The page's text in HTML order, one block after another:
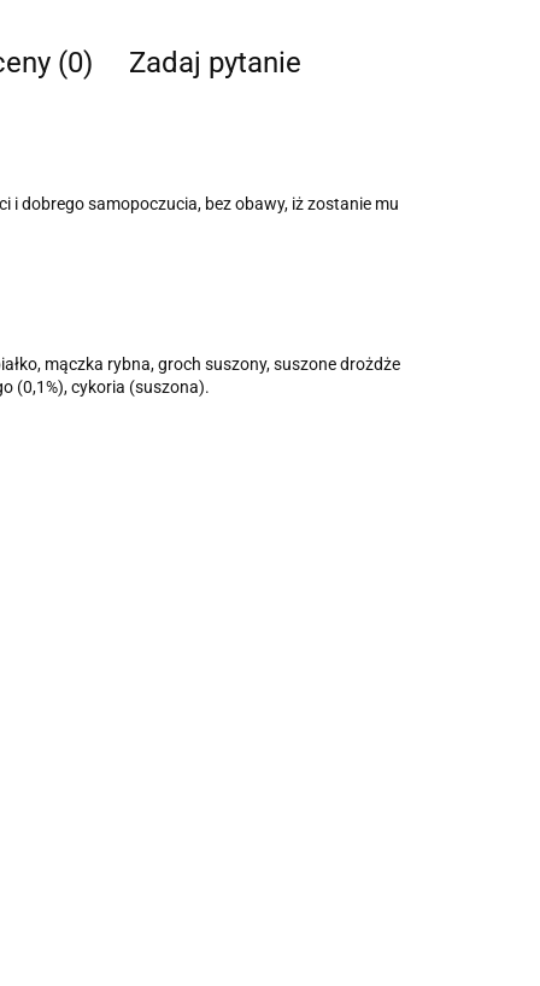
(0) Zadaj pytanie
dobrego samopoczucia, bez obawy, iż zostanie mu
mączka rybna, groch suszony, suszone drożdże
(0,1%), cykoria (suszona).